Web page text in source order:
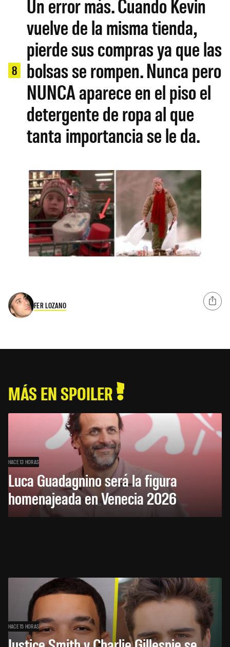
8
Un error más. Cuando Kevin
vuelve de la misma tienda,
pierde sus compras ya que las
bolsas se rompen. Nunca pero
NUNCA aparece en el piso el
detergente de ropa al que
tanta importancia se le da.
FER LOZANO
MÁS EN SPOILER
HACE 13 HORAS
Luca Guadagnino será la figura
homenajeada en Venecia 2026
HACE 15 HORAS